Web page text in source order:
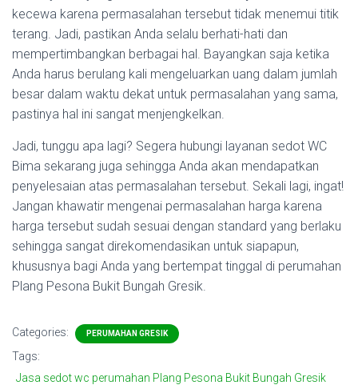
kecewa karena permasalahan tersebut tidak menemui titik
terang. Jadi, pastikan Anda selalu berhati-hati dan
mempertimbangkan berbagai hal. Bayangkan saja ketika
Anda harus berulang kali mengeluarkan uang dalam jumlah
besar dalam waktu dekat untuk permasalahan yang sama,
pastinya hal ini sangat menjengkelkan.
Jadi, tunggu apa lagi? Segera hubungi layanan sedot WC
Bima sekarang juga sehingga Anda akan mendapatkan
penyelesaian atas permasalahan tersebut. Sekali lagi, ingat!
Jangan khawatir mengenai permasalahan harga karena
harga tersebut sudah sesuai dengan standard yang berlaku
sehingga sangat direkomendasikan untuk siapapun,
khususnya bagi Anda yang bertempat tinggal di perumahan
Plang Pesona Bukit Bungah Gresik.
Categories: PERUMAHAN GRESIK
Tags:
Jasa sedot wc perumahan Plang Pesona Bukit Bungah Gresik